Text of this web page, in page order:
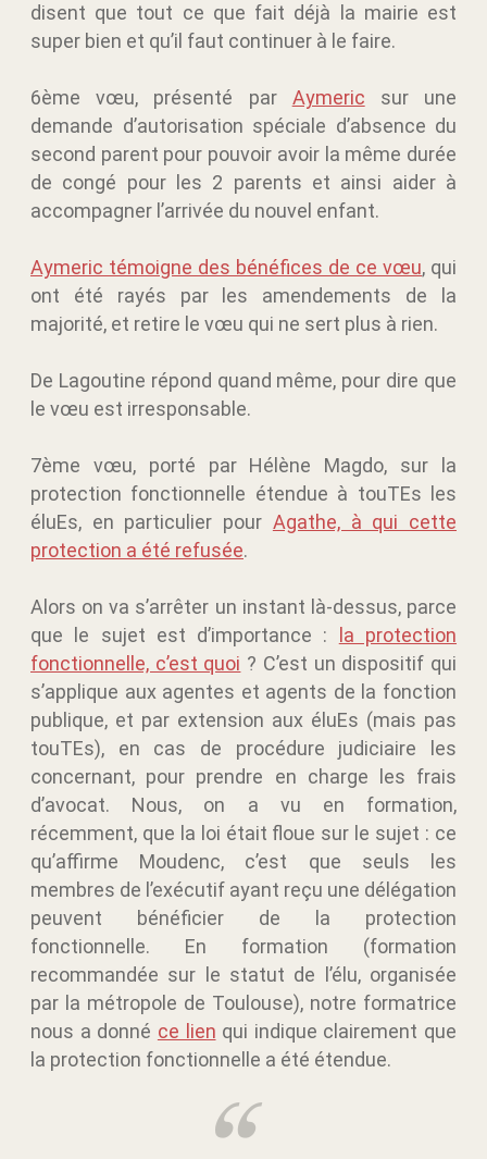
disent que tout ce que fait déjà la mairie est
super bien et qu’il faut continuer à le faire.
6ème vœu, présenté par Aymeric sur une
demande d’autorisation spéciale d’absence du
second parent pour pouvoir avoir la même durée
de congé pour les 2 parents et ainsi aider à
accompagner l’arrivée du nouvel enfant.
Aymeric témoigne des bénéfices de ce vœu, qui
ont été rayés par les amendements de la
majorité, et retire le vœu qui ne sert plus à rien.
De Lagoutine répond quand même, pour dire que
le vœu est irresponsable.
7ème vœu, porté par Hélène Magdo, sur la
protection fonctionnelle étendue à touTEs les
éluEs, en particulier pour Agathe, à qui cette
protection a été refusée.
Alors on va s’arrêter un instant là-dessus, parce
que le sujet est d’importance : la protection
fonctionnelle, c’est quoi ? C’est un dispositif qui
s’applique aux agentes et agents de la fonction
publique, et par extension aux éluEs (mais pas
touTEs), en cas de procédure judiciaire les
concernant, pour prendre en charge les frais
d’avocat. Nous, on a vu en formation,
récemment, que la loi était floue sur le sujet : ce
qu’affirme Moudenc, c’est que seuls les
membres de l’exécutif ayant reçu une délégation
peuvent bénéficier de la protection
fonctionnelle. En formation (formation
recommandée sur le statut de l’élu, organisée
par la métropole de Toulouse), notre formatrice
nous a donné ce lien qui indique clairement que
la protection fonctionnelle a été étendue.